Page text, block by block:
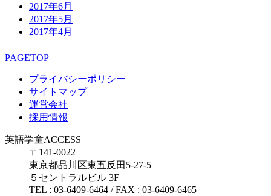
2017年6月
2017年5月
2017年4月
PAGETOP
プライバシーポリシー
サイトマップ
運営会社
採用情報
英語学童ACCESS
〒141-0022
東京都品川区東五反田5-27-5
５セントラルビル 3F
TEL : 03-6409-6464 / FAX : 03-6409-6465